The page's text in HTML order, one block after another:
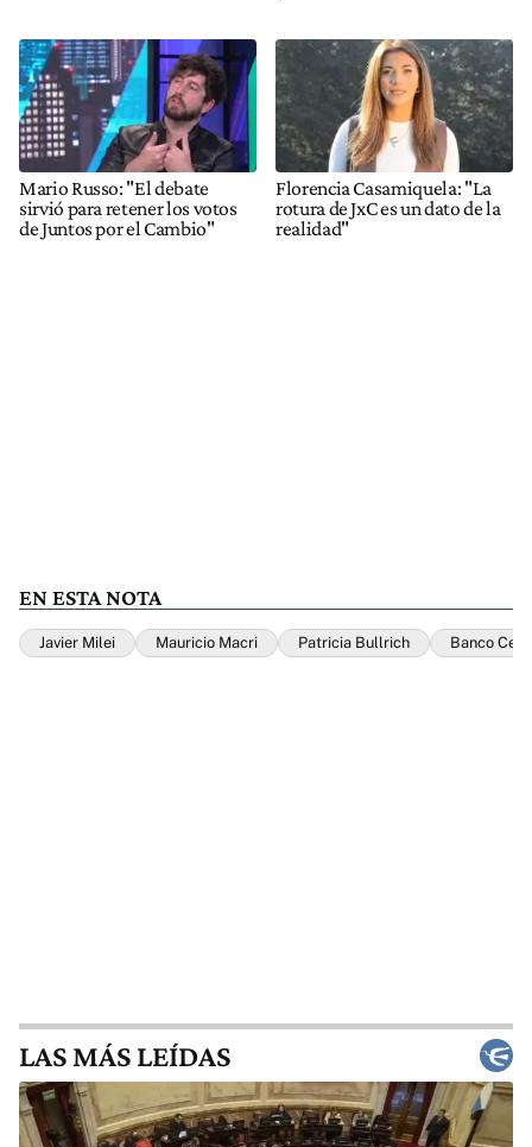
Mario Russo: "El debate
sirvió para retener los votos
de Juntos por el Cambio"
Florencia Casamiquela: "La
rotura de JxC es un dato de la
realidad"
EN ESTA NOTA
Javier Milei Mauricio Macri Patricia Bullrich Banco
LAS MÁS LEÍDAS